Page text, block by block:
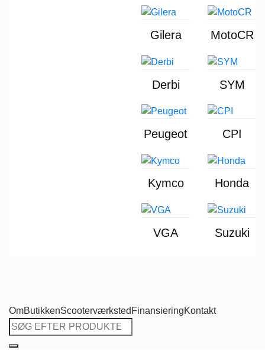
Gilera MotoCR
Derbi SYM
Peugeot CPI
Kymco Honda
VGA Suzuki
OmButikkenScooterværksted FinansieringKontakt
Søg
efter: